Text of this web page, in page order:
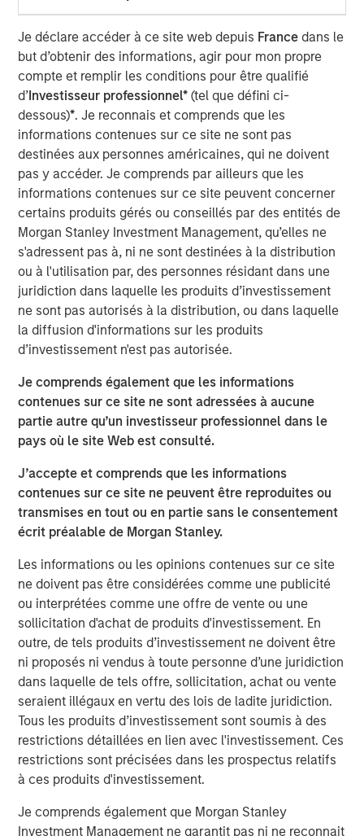
Je déclare accéder à ce site web depuis France dans le
but d’obtenir des informations, agir pour mon propre
compte et remplir les conditions pour être qualifié
d’Investisseur professionnel*(tel que défini ci-
dessous)*. Je reconnais et comprends que les
informations contenues sur ce site ne sont pas
destinées aux personnes américaines, qui ne doivent
pas y accéder. Je comprends par ailleurs que les
informations contenues sur ce site peuvent concerner
certains produits gérés ou conseillés par des entités de
Morgan Stanley Investment Management, qu’elles ne
s'adressent pas à, ni ne sont destinées à la distribution
ou à l'utilisation par, des personnes résidant dans une
juridiction dans laquelle les produits d’investissement
ne sont pas autorisés à la distribution, ou dans laquelle
la diffusion d'informations sur les produits
d’investissement n'est pas autorisée.
Je comprends également que les informations
contenues sur ce site ne sont adressées à aucune
partie autre qu’un investisseur professionnel dans le
pays où le site Web est consulté.
J’accepte et comprends que les informations
contenues sur ce site ne peuvent être reproduites ou
transmises en tout ou en partie sans le consentement
écrit préalable de Morgan Stanley.
Les informations ou les opinions contenues sur ce site
ne doivent pas être considérées comme une publicité
ou interprétées comme une offre de vente ou une
sollicitation d'achat de produits d'investissement. En
outre, de tels produits d’investissement ne doivent être
ni proposés ni vendus à toute personne d’une juridiction
dans laquelle de tels offre, sollicitation, achat ou vente
seraient illégaux en vertu des lois de ladite juridiction.
Tous les produits d’investissement sont soumis à des
restrictions détaillées en lien avec l'investissement. Ces
restrictions sont précisées dans les prospectus relatifs
à ces produits d'investissement.
Je comprends également que Morgan Stanley
Investment Management ne garantit pas ni ne reconnait
Improving the Usefulness of Financial Statements
The shift from tangible to intangible investments
has complicated the ability to interpret financial
statements.
One solution is to record intangible investments on
the balance sheet and then amortize them over
their useful lives.
We apply this approach to two companies in
different industries and the S&P 500 index.
This results in a huge operating profit margin
expansion for the company that is intangible
intensive and an insignificant change for the one
for the S&P 500 would be about 12 percent higher.
This analysis suggests that one should compare
earnings or valuation multiples over time with great
Télécharger le PDF
Counterpoint Global
Counterpoint Global’s culture fosters collaboration,
creativity, continued development and differentiated
thinking.
Idées liées
CONSILIENT OBSERVER
The Wisdom of Crowds in Markets: Crowd
Behavior in Prediction, Betting, and Stock
Markets
CONSILIENT OBSERVER